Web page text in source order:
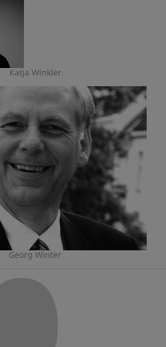
Katja Winkler
Georg Winter